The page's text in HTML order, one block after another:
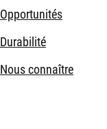
Opportunités
Durabilité
Nous connaître